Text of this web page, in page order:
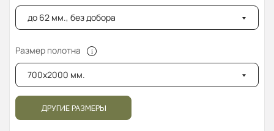
до 62 мм., без добора
Размер полотна
700x2000 мм.
ДРУГИЕ РАЗМЕРЫ